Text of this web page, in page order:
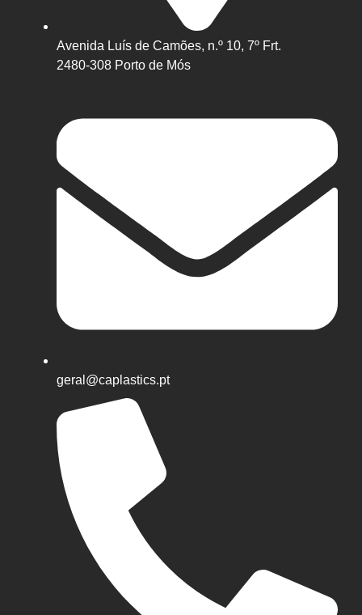
Avenida Luís de Camões, n.º 10, 7º Frt.
2480-308 Porto de Mós
geral@caplastics.pt